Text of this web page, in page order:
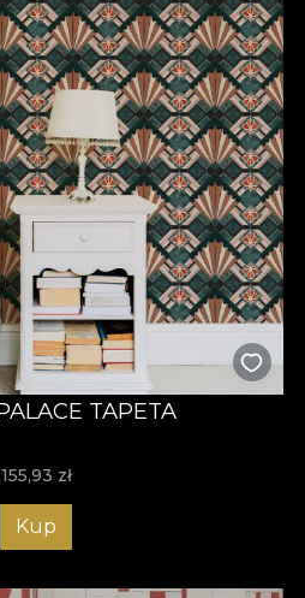
TAPETA
155,93 zł
Kup